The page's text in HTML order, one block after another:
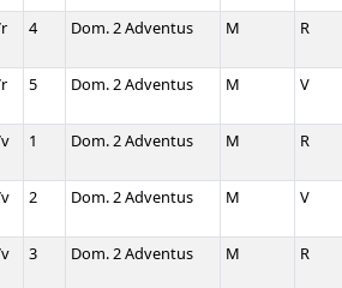
4 Dom. 2 Adventus M R
5 Dom. 2 Adventus M V
1 Dom. 2 Adventus M R
2 Dom. 2 Adventus M V
3 Dom. 2 Adventus M R